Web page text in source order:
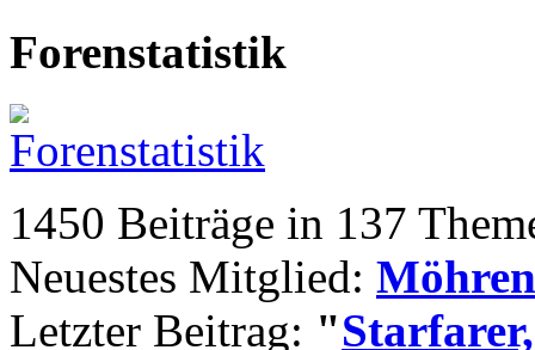
Forenstatistik
1450 Beiträge in 137
Neuestes Mitglied:
Letzter Beitrag: "